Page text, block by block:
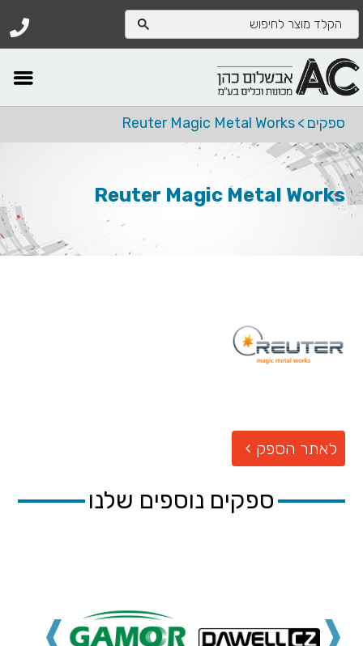
ספקים >
Reuter Magic Metal Works
Reuter Magic Metal Works
לאתר הספק
ספקים נוספים שלנו